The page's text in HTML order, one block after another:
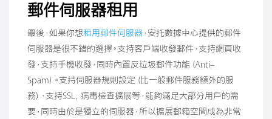
郵件伺服器租用
最後，如果你想租用郵件伺服器 ，安托數據中心提供的郵件
伺服器是很不錯的選擇。支持客戶端收發郵件，支持網頁收
發，支持手機收發，同時內置反垃圾郵件功能（Anti-
Spam）。支持伺服器規則設定（比一般郵件服務額外的服
務），支持SSL, 病毒檢查擴展等，能夠滿足大部分用戶的需
要，同時由於是獨立的伺服器，所以擴展郵箱空間成為非常